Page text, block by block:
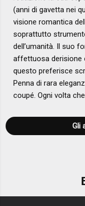
(anni di gavetta nei
visione romantica
soprattutto
dell’umanità. Il suo
affettuosa derisione
questo preferisce
Penna di rara
coupé. Ogni volta
Gli